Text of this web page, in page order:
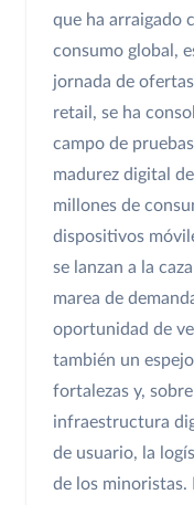
que ha arraigado
consumo global,
jornada de
retail, se ha
campo de
madurez digital
millones de
dispositivos
se lanzan a la
marea de
oportunidad de
también un
fortalezas y,
infraestructura
de usuario, la
de los minoristas.